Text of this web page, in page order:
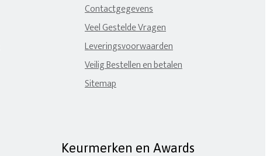
Contactgegevens
Veel Gestelde Vragen
Leveringsvoorwaarden
Veilig Bestellen en betalen
Sitemap
Keurmerken en Awards